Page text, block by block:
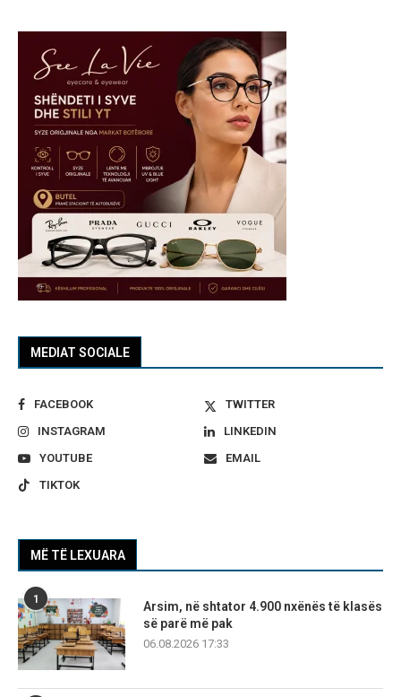
MEDIAT SOCIALE
FACEBOOK
TWITTER
INSTAGRAM
LINKEDIN
YOUTUBE
EMAIL
TIKTOK
MË TË LEXUARA
1
Arsim, në shtator 4.900 nxënës të klasës
së parë më pak
06.08.2026 17:33